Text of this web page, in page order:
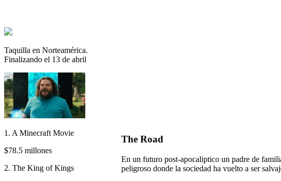
Taquilla en Norteamérica.
Finalizando el 13 de abril
1. A Minecraft Movie
$78.5 millones
2. The King of Kings
The Road
En un futuro post-apocaliptico un padre de
peligroso donde la sociedad ha vuelto a ser